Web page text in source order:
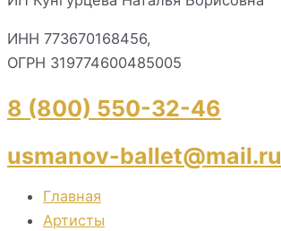
ИНН 773670168456,
ОГРН 319774600485005
8 (800) 550-32-46
usmanov-ballet@mail.ru
Главная
Артисты